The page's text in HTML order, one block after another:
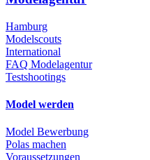
Hamburg
Modelscouts
International
FAQ Modelagentur
Testshootings
Model werden
Model Bewerbung
Polas machen
Voraussetzungen